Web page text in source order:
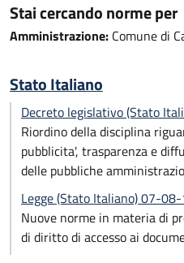
Stai cercando norme per
Amministrazione: Comune di
Stato Italiano
Decreto legislativo (Stato
Riordino della disciplina
pubblicita', trasparenza e
delle pubbliche
Legge (Stato Italiano) 07-
Nuove norme in materia di
di diritto di accesso ai